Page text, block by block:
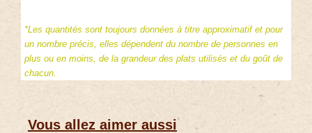
*Les quantités sont toujours données à titre approximatif et pour
un nombre précis, elles dépendent du nombre de personnes en
plus ou en moins, de la grandeur des plats utilisés et du goût de
chacun.
Vous allez aimer aussi